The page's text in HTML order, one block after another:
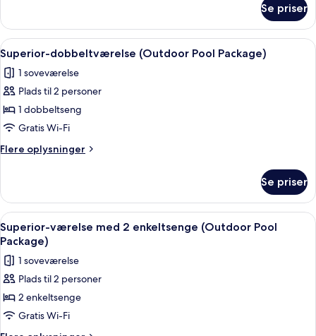
Outdoor
Pool
Package)
værelse
med
2
enkeltsenge
(Plus,
Outdoor
Package)
Se priser
Indlæs
alle
billeder
af
Superior-
dobbeltværelse
(Outdoor
Pool
Et hotel kaldet MAISON GLAD med
9
Superior-dobbeltværelse (Outdoor Pool Package)
1 soveværelse
Plads til 2 personer
1 dobbeltseng
Gratis Wi-Fi
Flere oplysninger
Flere
dobbeltværelse
(Outdoor
Pool
Package)
Se priser
Indlæs
alle
billeder
af
Superior-
værelse
med
2
Et hotel kaldet MAISON GLAD med
6
Superior-værelse med 2 enkeltsenge (Outdoor Pool
Package)
1 soveværelse
Plads til 2 personer
2 enkeltsenge
Gratis Wi-Fi